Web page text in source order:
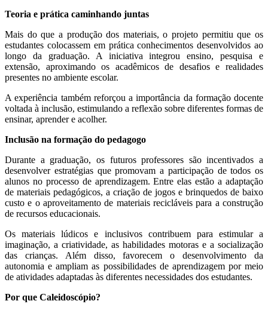
Teoria e prática caminhando juntas
Mais do que a produção dos materiais, o projeto permitiu que os
estudantes colocassem em prática conhecimentos desenvolvidos ao
longo da graduação. A iniciativa integrou ensino, pesquisa e
extensão, aproximando os acadêmicos de desafios e realidades
presentes no ambiente escolar.
A experiência também reforçou a importância da formação docente
voltada à inclusão, estimulando a reflexão sobre diferentes formas de
ensinar, aprender e acolher.
Inclusão na formação do pedagogo
Durante a graduação, os futuros professores são incentivados a
desenvolver estratégias que promovam a participação de todos os
alunos no processo de aprendizagem. Entre elas estão a adaptação
de materiais pedagógicos, a criação de jogos e brinquedos de baixo
custo e o aproveitamento de materiais recicláveis para a construção
de recursos educacionais.
Os materiais lúdicos e inclusivos contribuem para estimular a
imaginação, a criatividade, as habilidades motoras e a socialização
das crianças. Além disso, favorecem o desenvolvimento da
autonomia e ampliam as possibilidades de aprendizagem por meio
de atividades adaptadas às diferentes necessidades dos estudantes.
Por que Caleidoscópio?